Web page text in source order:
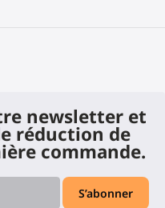
newsletter et
réduction de
commande.